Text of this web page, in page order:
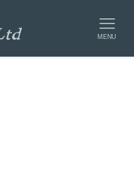
MENU